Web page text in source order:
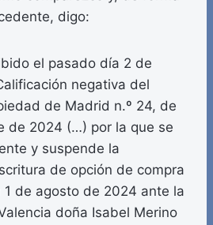
digo:
el pasado día 2 de
negativa del
de Madrid n.º 24, de
de 2024 (…) por la que se
y suspende la
de opción de compra
de agosto de 2024 ante la
doña Isabel Merino